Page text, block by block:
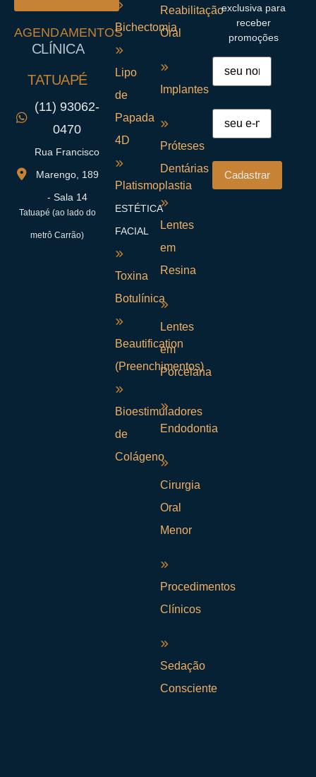
AGENDAMENTOS
CLÍNICA
TATUAPÉ
(11) 93062-
0470
Rua Francisco
Marengo, 189
- Sala 14
Tatuapé (ao lado do
metrô Carrão)
Bichectomia
Lipo
de
Papada
4D
Platismoplastia
ESTÉTICA
FACIAL
Toxina
Botulínica
Beautification
(Preenchimentos)
Bioestimuladores
de
Colágeno
Reabilitação
Oral
Implantes
Próteses
Dentárias
Lentes
em
Resina
Lentes
em
Porcelana
Endodontia
Cirurgia
Oral
Menor
Procedimentos
Clínicos
Sedação
Consciente
exclusiva para
receber
promoções